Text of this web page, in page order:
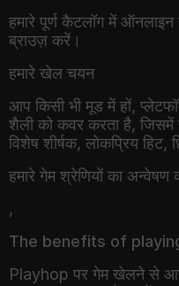
हमारे पूर्ण कैटलॉग में
हमारे खेल चयन
आप किसी भी मूड में हों,
शैली को कवर करता है,
विशेष शीर्षक, लोकप्रिय
हमारे गेम श्रेणियों का अन्वेषण
,
The benefits of
Playhop पर गेम खेलने से